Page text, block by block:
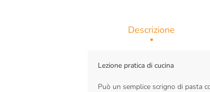
Descrizione
Lezione pratica di cucina
Può un semplice scrigno di pasta